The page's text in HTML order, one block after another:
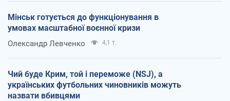
Мінськ готується до функціонування в
умовах масштабної воєнної кризи
Олександр Левченко 4,1 т.
Чий буде Крим, той і переможе (NSJ), а
українських футбольних чиновників можуть
назвати вбивцями